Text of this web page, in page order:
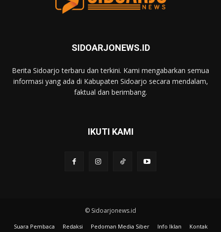
SIDOARJONEWS.ID
Berita Sidoarjo terbaru dan terkini. Kami mengabarkan semua
informasi yang ada di Kabupaten Sidoarjo secara mendalam,
faktual dan berimbang.
IKUTI KAMI
© Sidoarjonews.id
Suara Pembaca Redaksi Pedoman Media Siber Info Iklan Kontak